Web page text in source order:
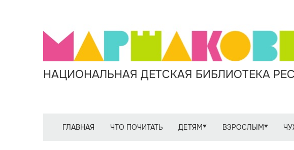
НАЦИОНАЛЬНАЯ ДЕТСКАЯ БИБЛИОТЕКА
ГЛАВНАЯ ЧТО ПОЧИТАТЬ ДЕТЯМ ВЗРОСЛЫМ